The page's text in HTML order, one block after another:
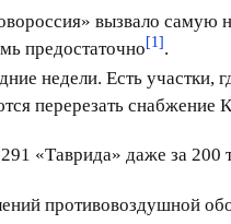
вызвало самую
предостаточно[1].
недели. Есть
перерезать снабжение
«Таврида» даже за
противовоздушной